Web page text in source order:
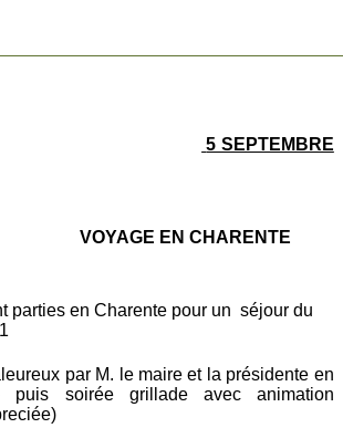
5 SEPTEMBRE
VOYAGE EN CHARENTE
parties en Charente pour un séjour du
ux par M. le maire et la présidente en
puis soirée grillade avec animation